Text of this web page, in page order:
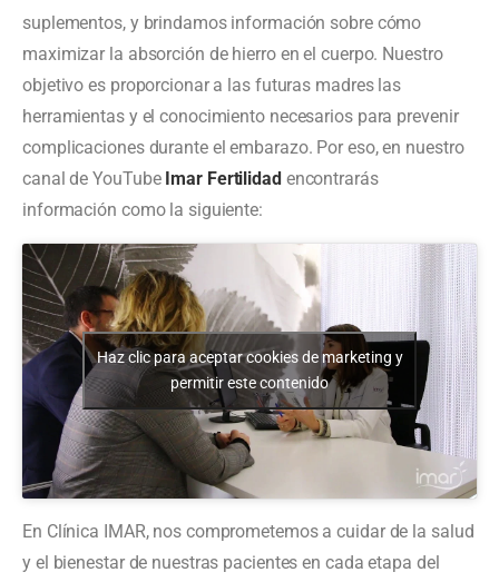
suplementos, y brindamos información sobre cómo
maximizar la absorción de hierro en el cuerpo. Nuestro
objetivo es proporcionar a las futuras madres las
herramientas y el conocimiento necesarios para prevenir
complicaciones durante el embarazo. Por eso, en nuestro
canal de YouTubeImar Fertilidadencontrarás
información como la siguiente:
Haz clic para aceptar cookies de marketing y
permitir este contenido
En Clínica IMAR, nos comprometemos a cuidar de la salud
y el bienestar de nuestras pacientes en cada etapa del